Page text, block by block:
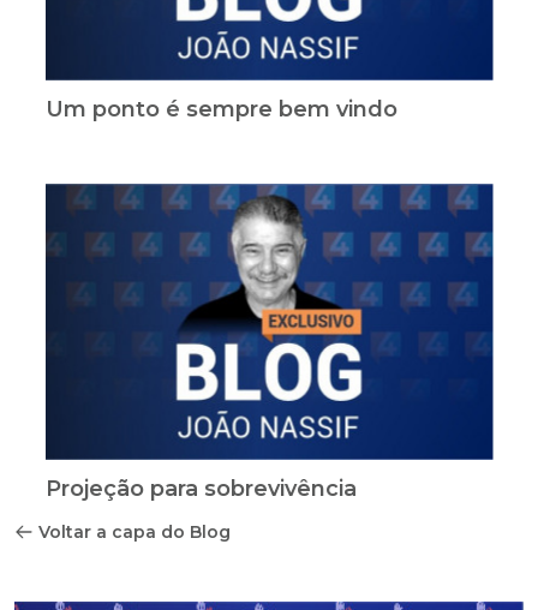
Um ponto é sempre bem vindo
Projeção para sobrevivência
Voltar a capa do Blog